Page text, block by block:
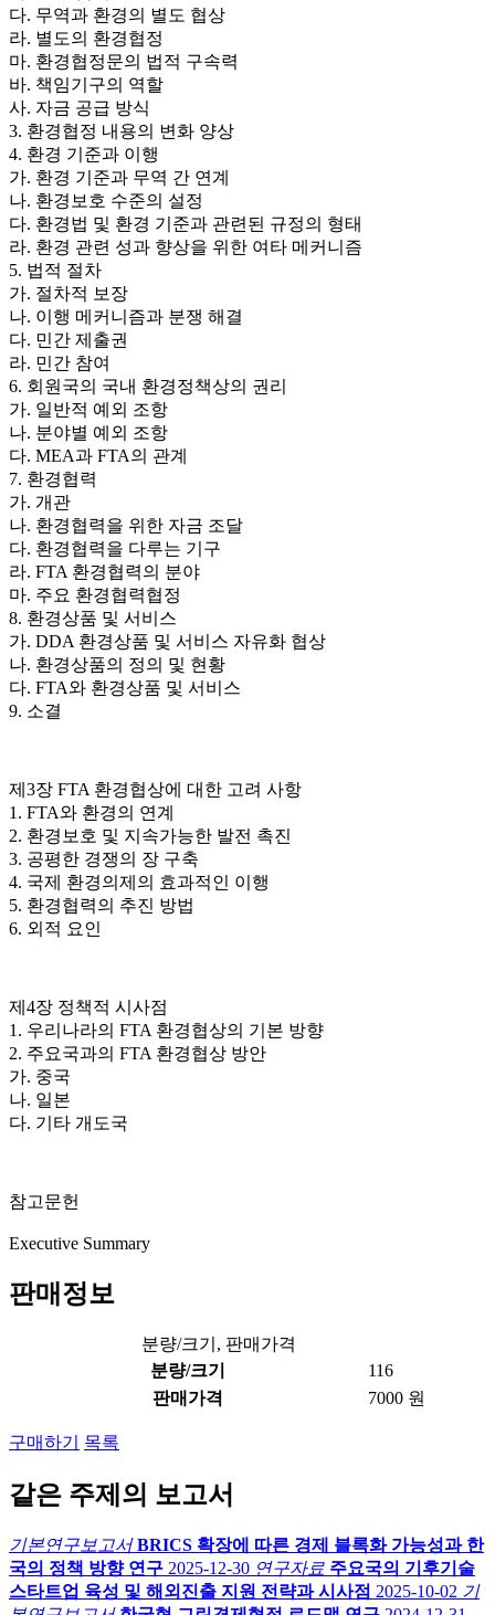
다. 무역과 환경의 별도 협상
라. 별도의 환경협정
마. 환경협정문의 법적 구속력
바. 책임기구의 역할
사. 자금 공급 방식
3. 환경협정 내용의 변화 양상
4. 환경 기준과 이행
가. 환경 기준과 무역 간 연계
나. 환경보호 수준의 설정
다. 환경법 및 환경 기준과 관련된 규정의 형태
라. 환경 관련 성과 향상을 위한 여타 메커니즘
5. 법적 절차
가. 절차적 보장
나. 이행 메커니즘과 분쟁 해결
다. 민간 제출권
라. 민간 참여
6. 회원국의 국내 환경정책상의 권리
가. 일반적 예외 조항
나. 분야별 예외 조항
다. MEA과 FTA의 관계
7. 환경협력
가. 개관
나. 환경협력을 위한 자금 조달
다. 환경협력을 다루는 기구
라. FTA 환경협력의 분야
마. 주요 환경협력협정
8. 환경상품 및 서비스
가. DDA 환경상품 및 서비스 자유화 협상
나. 환경상품의 정의 및 현황
다. FTA와 환경상품 및 서비스
9. 소결
제3장 FTA 환경협상에 대한 고려 사항
1. FTA와 환경의 연계
2. 환경보호 및 지속가능한 발전 촉진
3. 공평한 경쟁의 장 구축
4. 국제 환경의제의 효과적인 이행
5. 환경협력의 추진 방법
6. 외적 요인
제4장 정책적 시사점
1. 우리나라의 FTA 환경협상의 기본 방향
2. 주요국과의 FTA 환경협상 방안
가. 중국
나. 일본
다. 기타 개도국
참고문헌
Executive Summary
판매정보
분량/크기, 판매가격
분량/크기
116
판매가격
7000 원
구매하기 목록
같은 주제의 보고서
기본연구보고서 BRICS 확장에 따른 경제 블록화 가능성과 한
국의 정책 방향 연구 2025-12-30 연구자료 주요국의 기후기술
스타트업 육성 및 해외진출 지원 전략과 시사점 2025-10-02 기